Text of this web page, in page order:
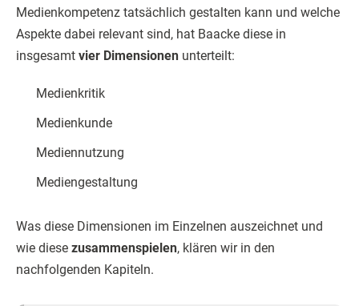
Medienkompetenz tatsächlich gestalten kann und welche
Aspekte dabei relevant sind, hat Baacke diese in
insgesamt vier Dimensionen unterteilt:
Medienkritik
Medienkunde
Mediennutzung
Mediengestaltung
Was diese Dimensionen im Einzelnen auszeichnet und
wie diese zusammenspielen, klären wir in den
nachfolgenden Kapiteln.